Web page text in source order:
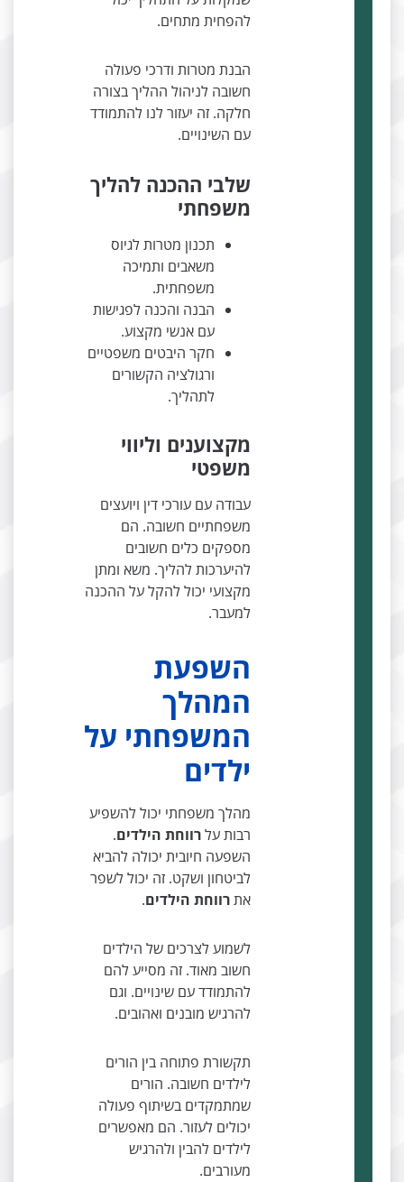
להפחית מתחים.
הבנת מטרות ודרכי פעולה
חשובה לניהול ההליך בצורה
חלקה. זה יעזור לנו להתמודד
עם השינויים.
שלבי ההכנה להליך
משפחתי
תכנון מטרות לגיוס
משאבים ותמיכה
משפחתית.
הבנה והכנה לפגישות
עם אנשי מקצוע.
חקר היבטים משפטיים
ורגולציה הקשורים
לתהליך.
מקצוענים וליווי
משפטי
עבודה עם עורכי דין ויועצים
משפחתיים חשובה. הם
מספקים כלים חשובים
להיערכות להליך. משא ומתן
מקצועי יכול להקל על ההכנה
למעבר.
השפעת
המהלך
המשפחתי על
ילדים
מהלך משפחתי יכול להשפיע
רבות עלרווחת הילדים.
השפעה חיובית יכולה להביא
לביטחון ושקט. זה יכול לשפר
רווחת הילדים.
לשמוע לצרכים של הילדים
חשוב מאוד. זה מסייע להם
להתמודד עם שינויים. וגם
להרגיש מובנים ואהובים.
תקשורת פתוחה בין הורים
לילדים חשובה. הורים
שמתמקדים בשיתוף פעולה
יכולים לעזור. הם מאפשרים
לילדים להבין ולהרגיש
מעורבים.